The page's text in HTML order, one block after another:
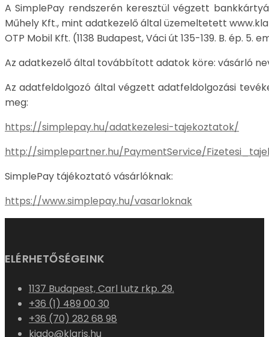
A SimplePay rendszerén keresztül végzett
Műhely Kft., mint adatkezelő által üzemeltetett
OTP Mobil Kft. (1138 Budapest, Váci út 135-139. B. ép.
Az adatkezelő által továbbított adatok köre: vásárló
Az adatfeldolgozó által végzett adatfeldolgozási
meg:
https://simplepay.hu/adatkezelesi-tajekoztatok/
http://simplepartner.hu/PaymentService/
SimplePay tájékoztató vásárlóknak:
https://www.simplepay.hu/vasarloknak
ELÉRHETŐSÉGEINK
1137 Budapest, Carl Lutz rkp. 29.
+36 (1) 489 00 30
+36 (70) 282 68 98
kiado@klaris.hu